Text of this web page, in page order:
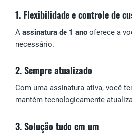
1. Flexibilidade e controle de
A assinatura de 1 ano oferece a
necessário.
2. Sempre atualizado
Com uma assinatura ativa, você
mantém tecnologicamente
3. Solução tudo em um